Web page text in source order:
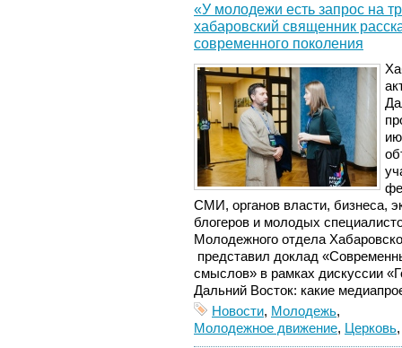
«У молодежи есть запрос на
хабаровский священник
современного поколения
СМИ, органов власти, бизнеса,
блогеров и молодых
Молодежного отдела
представил доклад
смыслов» в рамках дискуссии
Дальний Восток: какие
Новости, Молодежь,
Молодежное движение, Церковь